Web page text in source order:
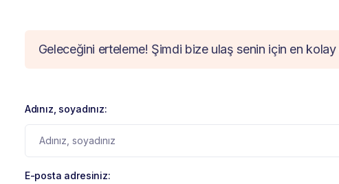
Geleceğini erteleme! Şimdi bize ulaş senin için en
Adınız, soyadınız:
E-posta adresiniz: